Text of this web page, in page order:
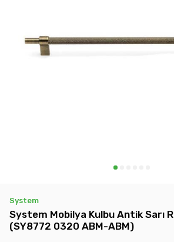
System
System Mobilya Kulbu Antik Sarı
(SY8772 0320 ABM-ABM)